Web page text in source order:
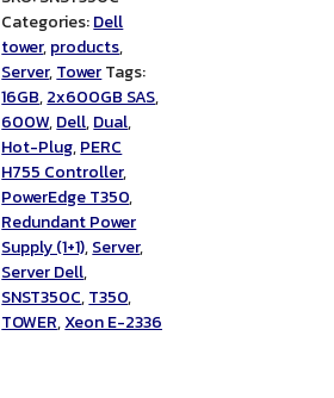
Categories:Dell
tower,products,
Server,TowerTags:
16GB,2x600GB SAS,
600W,Dell,Dual,
Hot-Plug,PERC
H755 Controller,
PowerEdge T350,
Redundant Power
Supply (1+1),Server,
Server Dell,
SNST350C,T350,
TOWER,Xeon E-2336